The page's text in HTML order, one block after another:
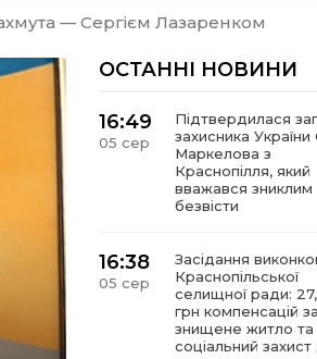
— Сергієм Лазаренком
ОСТАННІ НОВИНИ
16:49
05 сер
Підтвердилася
захисника України
Маркелова з
Краснопілля, який
вважався зниклим
безвісти
16:38
05 сер
Засідання
Краснопільської
селищної ради:
грн компенсацій за
знищене житло та
соціальний захист